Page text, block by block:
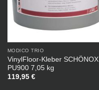
MODICO TRIO
VinylFloor-Kleber SCHÖNOX
PU900 7,05 kg
119,95 €